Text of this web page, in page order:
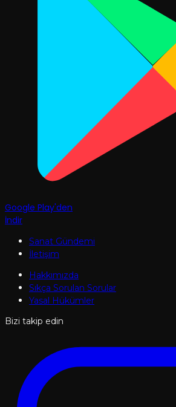
Google Play'den
İndir
Sanat Gündemi
İletişim
Hakkımızda
Sıkça Sorulan Sorular
Yasal Hükümler
Bizi takip edin